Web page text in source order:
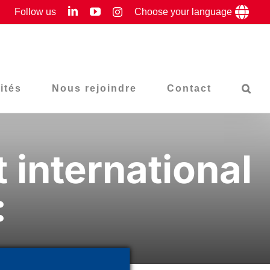
Follow us LinkedInYouTubeInstagram
Choose your language
Nous rejoindre Contact
international